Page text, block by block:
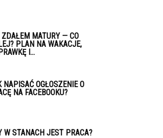
ZDAŁEM MATURY — CO
PLAN NA WAKACJE,
I...
NAPISAĆ OGŁOSZENIE O
NA FACEBOOKU?
W STANACH JEST PRACA?